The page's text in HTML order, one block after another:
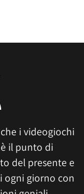
i videogiochi
il punto di
del presente e
ogni giorno con